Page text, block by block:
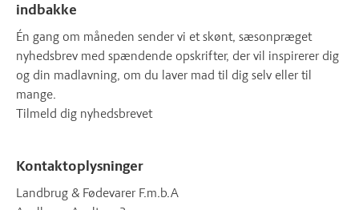
indbakke
Én gang om måneden sender vi et skønt, sæsonpræget
nyhedsbrev med spændende opskrifter, der vil inspirerer dig
og din madlavning, om du laver mad til dig selv eller til
mange.
Tilmeld dig nyhedsbrevet
Kontaktoplysninger
Landbrug & Fødevarer F.m.b.A